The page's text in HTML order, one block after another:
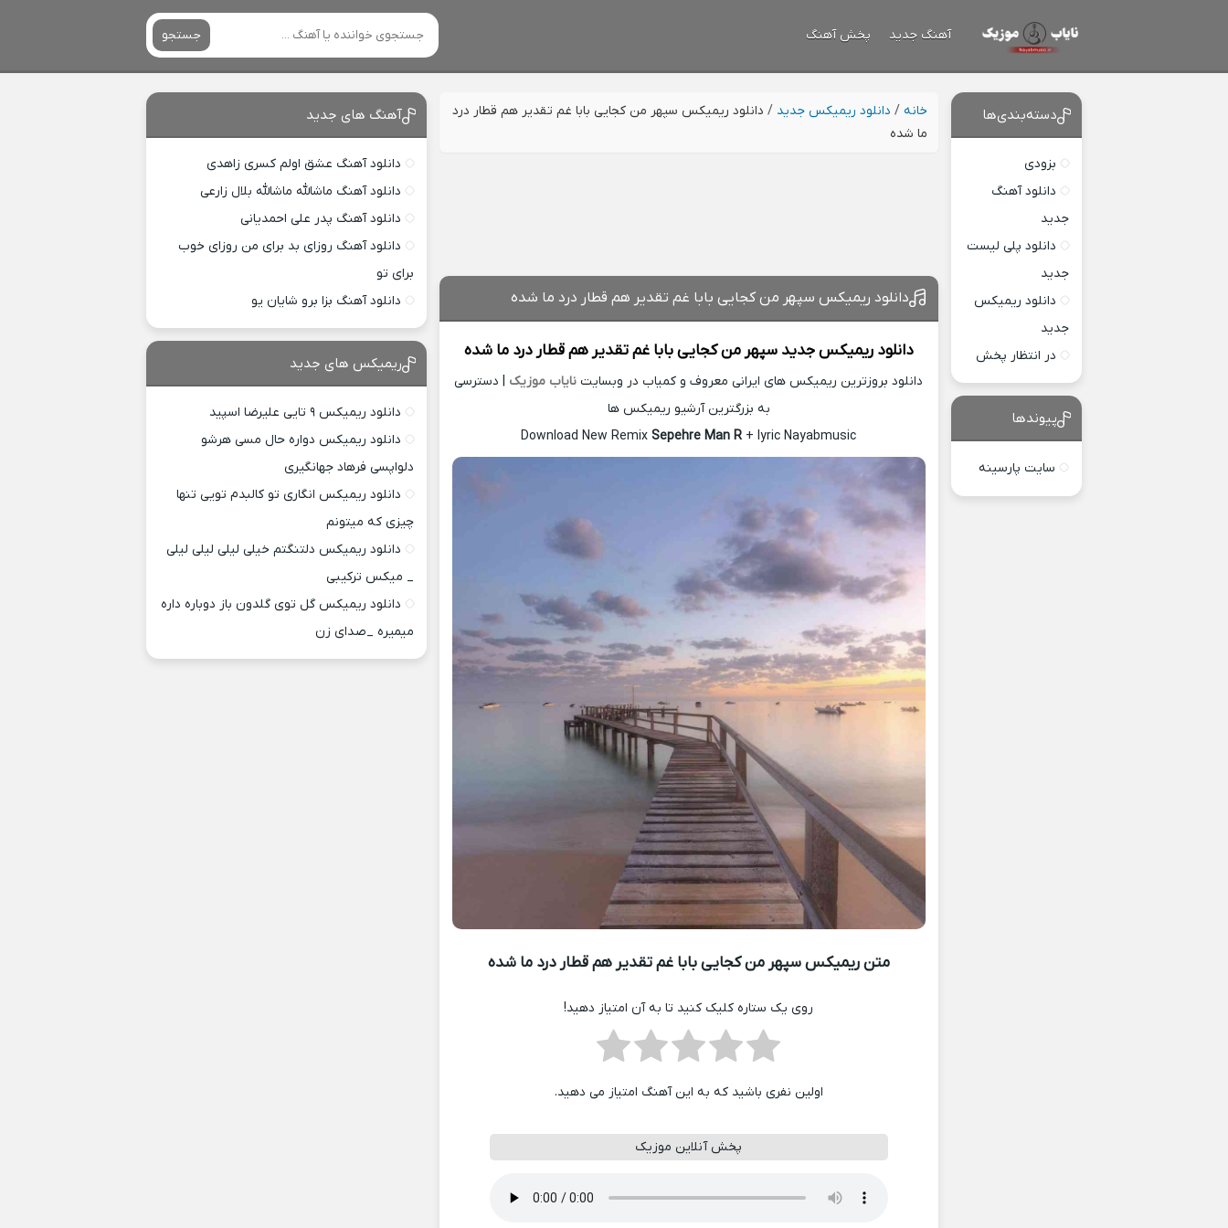
آهنگ جدید پخش آهنگ جستجو
خانه / دانلود ریمیکس جدید / دانلود ریمیکس سپهر من کجایی بابا غم تقدیر هم قطار درد
ما شده
دانلود ریمیکس سپهر من کجایی بابا غم تقدیر هم قطار درد ما شده
دانلود ریمیکس جدید سپهر من کجایی بابا غم تقدیر هم قطار درد ما شده
دانلود بروزترین ریمیکس های ایرانی معروف و کمیاب در وبسایت نایاب موزیک | دسترسی
به بزرگترین آرشیو ریمیکس ها
Download New RemixSepehre Man R + lyric Nayabmusic
متن ریمیکس سپهر من کجایی بابا غم تقدیر هم قطار درد ما شده
روی یک ستاره کلیک کنید تا به آن امتیاز دهید!
اولین نفری باشید که به این آهنگ امتیاز می دهید.
پخش آنلاین موزیک
دسته‌بندی‌ها
بزودی
دانلود آهنگ
جدید
دانلود پلی لیست
جدید
دانلود ریمیکس
جدید
در انتظار پخش
پیوندها
سایت پارسینه
آهنگ های جدید
دانلود آهنگ عشق اولم کسری زاهدی
دانلود آهنگ ماشالله ماشالله بلال زارعی
دانلود آهنگ پدر علی احمدیانی
دانلود آهنگ روزای بد برای من روزای خوب
برای تو
دانلود آهنگ بزا برو شایان یو
ریمیکس های جدید
دانلود ریمیکس ۹ تایی علیرضا اسپید
دانلود ریمیکس دواره حال مسی هرشو
دلواپسی فرهاد جهانگیری
دانلود ریمیکس انگاری تو کالبدم تویی تنها
چیزی که میتونم
دانلود ریمیکس دلتنگتم خیلی لیلی لیلی لیلی
_ میکس ترکیبی
دانلود ریمیکس گل توی گلدون باز دوباره داره
میمیره _صدای زن